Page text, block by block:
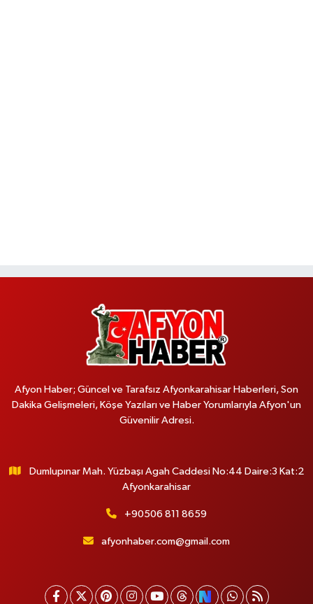
Afyon Haber; Güncel ve Tarafsız Afyonkarahisar Haberleri, Son
Dakika Gelişmeleri, Köşe Yazıları ve Haber Yorumlarıyla Afyon'un
Güvenilir Adresi.
Dumlupınar Mah. Yüzbaşı Agah Caddesi No:44 Daire:3 Kat:2
Afyonkarahisar
+90506 811 8659
afyonhaber.com@gmail.com